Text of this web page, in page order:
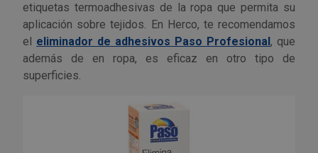
etiquetas termoadhesivas de la ropa que permita su
aplicación sobre tejidos. En Herco, te recomendamos
el eliminador de adhesivos Paso Profesional , que
además de en ropa, es eficaz en otro tipo de
superficies.